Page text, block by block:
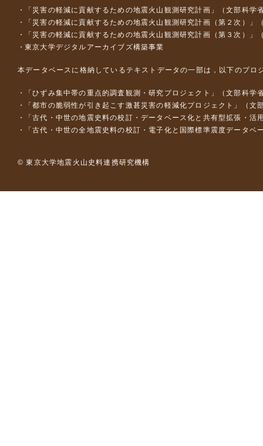
「災害の軽減に貢献するための地震火山観測研究計画」（文部科学
「災害の軽減に貢献するための地震火山観測研究計画（第２次）」
「災害の軽減に貢献するための地震火山観測研究計画（第３次）」
東京大学デジタルアーカイブズ構築事業
本データベースに格納しているテキストデータの一部は，以下のプロ
「ひずみ集中帯の重点的調査観測・研究プロジェクト」（文部科
「都市の脆弱性が引き起こす激甚災害の軽減化プロジェクト」（
「古代・中世の地震史料の校訂・データベース化と共有型拡張・
「古代・中世の全地震史料の校訂・電子化と国際標準震度データ
© 東京大学地震火山史料連携研究機構